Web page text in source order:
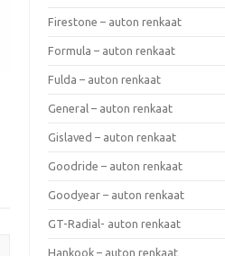
Firestone – auton renkaat
Formula – auton renkaat
Fulda – auton renkaat
General – auton renkaat
Gislaved – auton renkaat
Goodride – auton renkaat
Goodyear – auton renkaat
GT-Radial- auton renkaat
Hankook – auton renkaat